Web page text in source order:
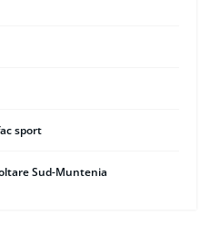
sport
Sud-Muntenia